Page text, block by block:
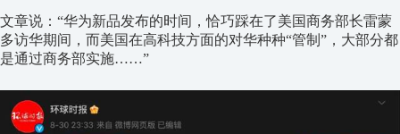
文章说：“华为新品发布的时间，恰巧踩在了美国商务部长雷蒙
多访华期间，而美国在高科技方面的对华种种“管制”，大部分都
是通过商务部实施……”